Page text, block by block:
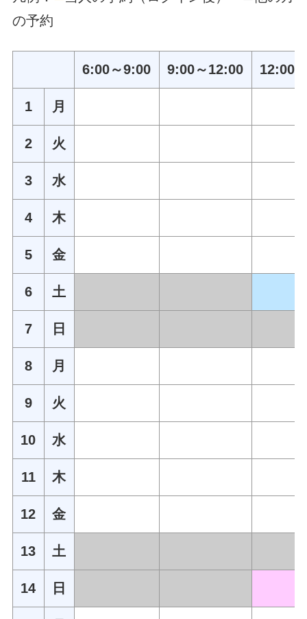
の予約
6:00～9:00 9:00～12:00 12:00
1 月
2 火
3 水
4 木
5 金
6 土
7 日
8 月
9 火
10 水
11 木
12 金
13 土
14 日